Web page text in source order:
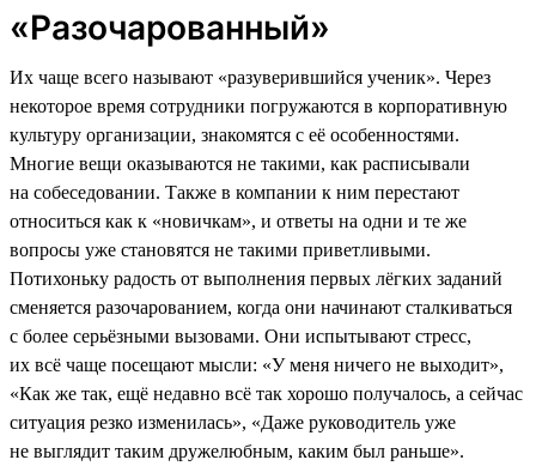
«Разочарованный»
Их чаще всего называют «разуверившийся ученик». Через
некоторое время сотрудники погружаются в корпоративную
культуру организации, знакомятся с её особенностями.
Многие вещи оказываются не такими, как расписывали
на собеседовании. Также в компании к ним перестают
относиться как к «новичкам», и ответы на одни и те же
вопросы уже становятся не такими приветливыми.
Потихоньку радость от выполнения первых лёгких заданий
сменяется разочарованием, когда они начинают сталкиваться
с более серьёзными вызовами. Они испытывают стресс,
их всё чаще посещают мысли: «У меня ничего не выходит»,
«Как же так, ещё недавно всё так хорошо получалось, а сейчас
ситуация резко изменилась», «Даже руководитель уже
не выглядит таким дружелюбным, каким был раньше».